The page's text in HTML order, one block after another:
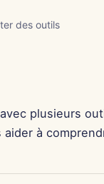
des outils
plusieurs
à